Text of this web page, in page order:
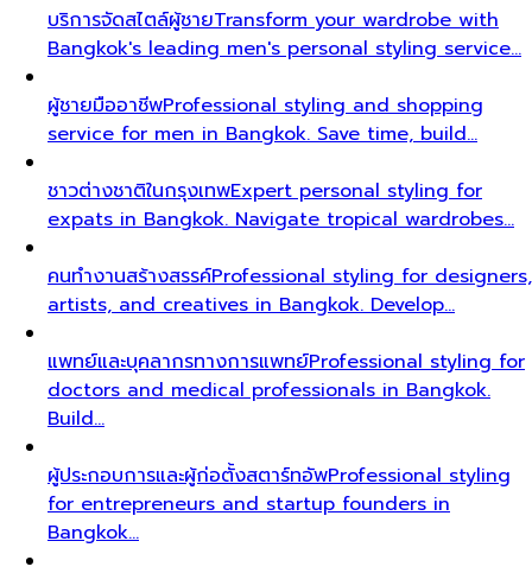
บริการจัดสไตล์ผู้ชายTransform your wardrobe with
Bangkok's leading men's personal styling service…
ผู้ชายมืออาชีพProfessional styling and shopping
service for men in Bangkok. Save time, build…
ชาวต่างชาติในกรุงเทพExpert personal styling for
expats in Bangkok. Navigate tropical wardrobes…
คนทำงานสร้างสรรค์Professional styling for designers,
artists, and creatives in Bangkok. Develop…
แพทย์และบุคลากรทางการแพทย์Professional styling for
doctors and medical professionals in Bangkok.
Build…
ผู้ประกอบการและผู้ก่อตั้งสตาร์ทอัพProfessional styling
for entrepreneurs and startup founders in
Bangkok…